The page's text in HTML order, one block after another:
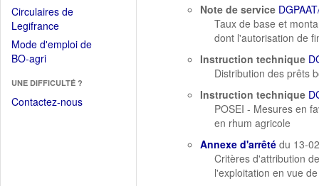
Circulaires de
Legifrance(Ouvrir
dans
une
fenêtre)
Mode d'emploi de
BO-agri(Ouvrir
une
nouvelle
UNE DIFFICULTÉ ?
Contactez-nous
Note de service
Taux de base et
dont l'autorisation de
Instruction technique
Distribution des prêts
Instruction technique
POSEI - Mesures en
en rhum agricole
Annexe d'arrêté du 13-
Critères d'attribution
l'exploitation en vue